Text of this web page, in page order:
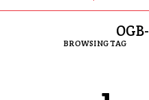
BROWSING TAG